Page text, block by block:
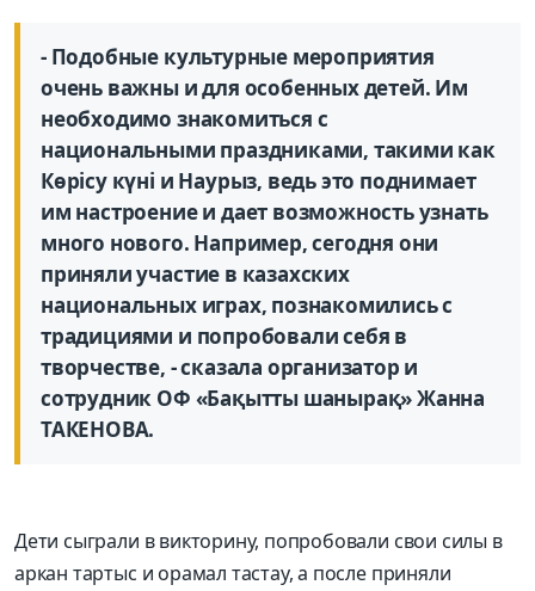
- Подобные культурные мероприятия
очень важны и для особенных детей. Им
необходимо знакомиться с
национальными праздниками, такими как
Көрісу күні и Наурыз, ведь это поднимает
им настроение и дает возможность узнать
много нового. Например, сегодня они
приняли участие в казахских
национальных играх, познакомились с
традициями и попробовали себя в
творчестве, - сказала организатор и
сотрудник ОФ «Бақытты шанырақ» Жанна
ТАКЕНОВА.
Дети сыграли в викторину, попробовали свои силы в
аркан тартыс и орамал тастау, а после приняли